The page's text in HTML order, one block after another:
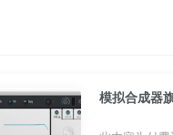
模拟合成器